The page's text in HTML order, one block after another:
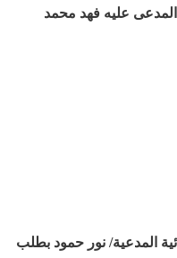
عليه فهد محمد
المدعية/ نور حمود بطلب